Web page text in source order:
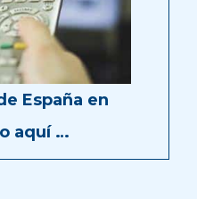
España en
aquí …